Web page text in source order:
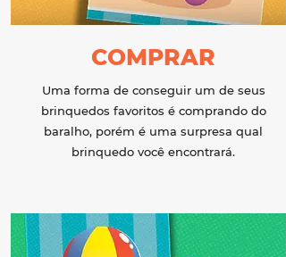
COMPRAR
Uma forma de conseguir um de seus
brinquedos favoritos é comprando do
baralho, porém é uma surpresa qual
brinquedo você encontrará.